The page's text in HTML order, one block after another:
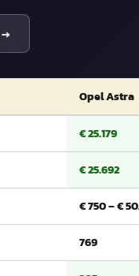
→
Opel Astra
€ 25.179
€ 25.692
€ 750 – €
769